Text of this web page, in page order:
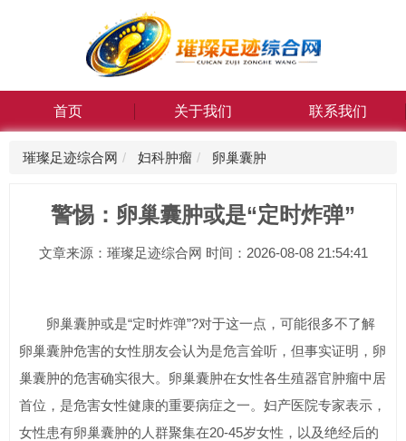
首页 关于我们 联系我们
璀璨足迹综合网 妇科肿瘤 卵巢囊肿
警惕：卵巢囊肿或是“定时炸弹”
文章来源：璀璨足迹综合网 时间：2026-08-08 21:54:41
卵巢囊肿或是“定时炸弹”?对于这一点，可能很多不了解
卵巢囊肿危害的女性朋友会认为是危言耸听，但事实证明，卵
巢囊肿的危害确实很大。卵巢囊肿在女性各生殖器官肿瘤中居
首位，是危害女性健康的重要病症之一。妇产医院专家表示，
女性患有卵巢囊肿的人群聚集在20-45岁女性，以及绝经后的